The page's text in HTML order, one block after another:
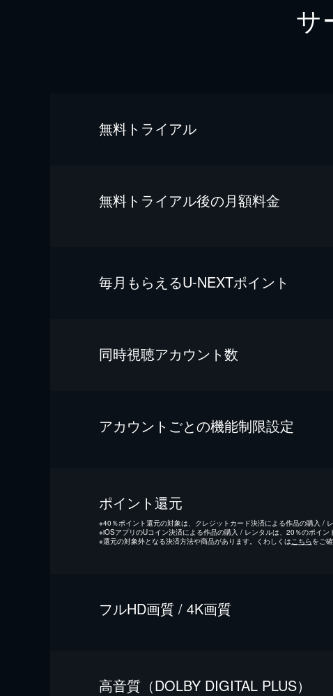
サ
無料トライアル
無料トライアル後の⽉額料金
毎⽉もらえるU-NEXTポイント
同時視聴アカウント数
アカウントごとの機能制限設定
ポイント還元
※40％ポイント還元の対象は、クレジットカード決済による作品の購入 / レ
※iOSアプリのUコイン決済による作品の購入 / レンタルは、20％のポイン
※還元の対象外となる決済方法や商品があります。くわしくは こちらをご
フルHD画質 / 4K画質
⾼⾳質（DOLBY DIGITAL PLUS）